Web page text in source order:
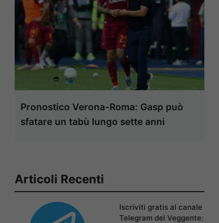
Pronostico Verona-Roma: Gasp può
sfatare un tabù lungo sette anni
Articoli Recenti
Iscriviti gratis al canale
Telegram del Veggente: